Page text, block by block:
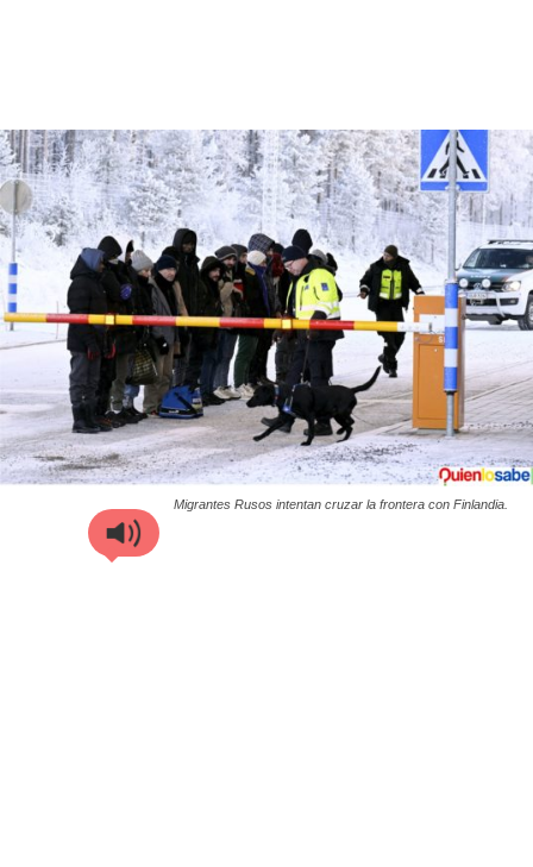
Migrantes Rusos intentan cruzar la frontera con Finlandia.